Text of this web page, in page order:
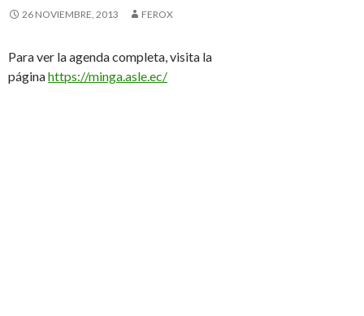
26 NOVIEMBRE, 2013 FEROX
Para ver la agenda completa, visita la
páginahttps://minga.asle.ec/